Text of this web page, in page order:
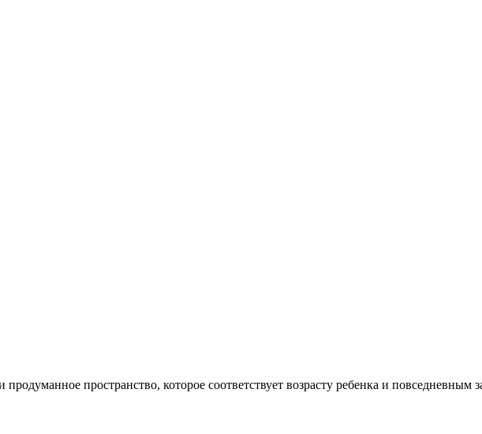
продуманное пространство, которое соответствует возрасту ребенка и повседневным